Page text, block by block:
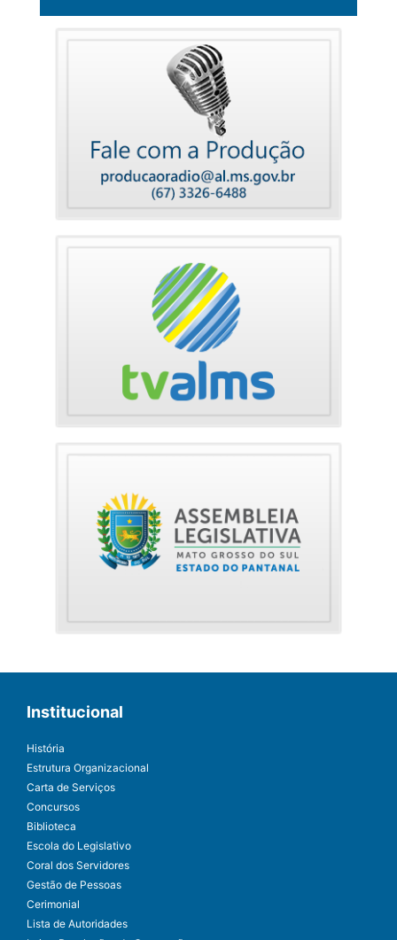
Institucional
História
Estrutura Organizacional
Carta de Serviços
Concursos
Biblioteca
Escola do Legislativo
Coral dos Servidores
Gestão de Pessoas
Cerimonial
Lista de Autoridades